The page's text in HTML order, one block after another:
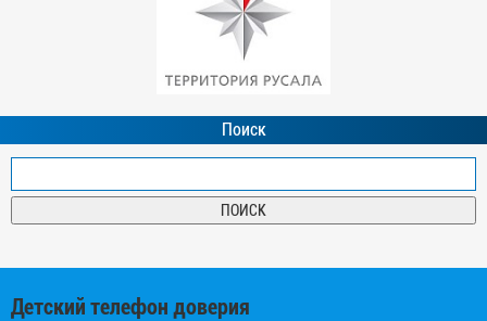
Поиск
Детский телефон доверия